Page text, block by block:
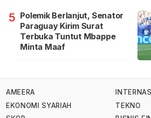
5 Polemik Berlanjut, Senator
Paraguay Kirim Surat
Terbuka Tuntut Mbappe
Minta Maaf
AMEERA
EKONOMI SYARIAH
TEKNO